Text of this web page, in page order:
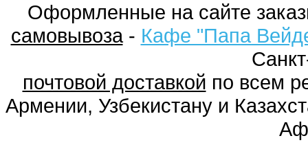
Оформленные на сайте
самовывоза- Кафе "Папа
почтовой доставкой по всем
Армении, Узбекистану и